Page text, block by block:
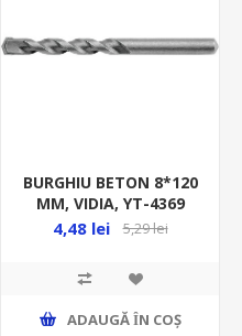
BURGHIU BETON 8*120
MM, VIDIA, YT-4369
4,48 lei 5,29 lei
ADAUGĂ ȊN COŞ